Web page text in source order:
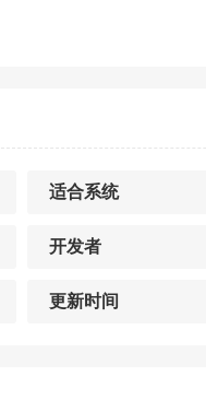
适合系统
开发者
更新时间